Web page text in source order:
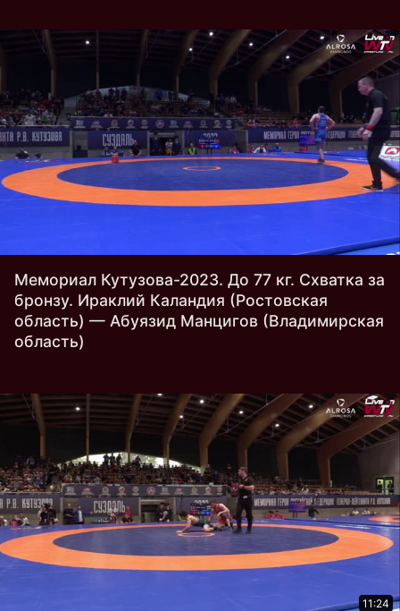
Мемориал Кутузова-2023. До 77 кг. Схватка за
бронзу. Ираклий Каландия (Ростовская
область) — Абуязид Манцигов (Владимирская
область)
11:24